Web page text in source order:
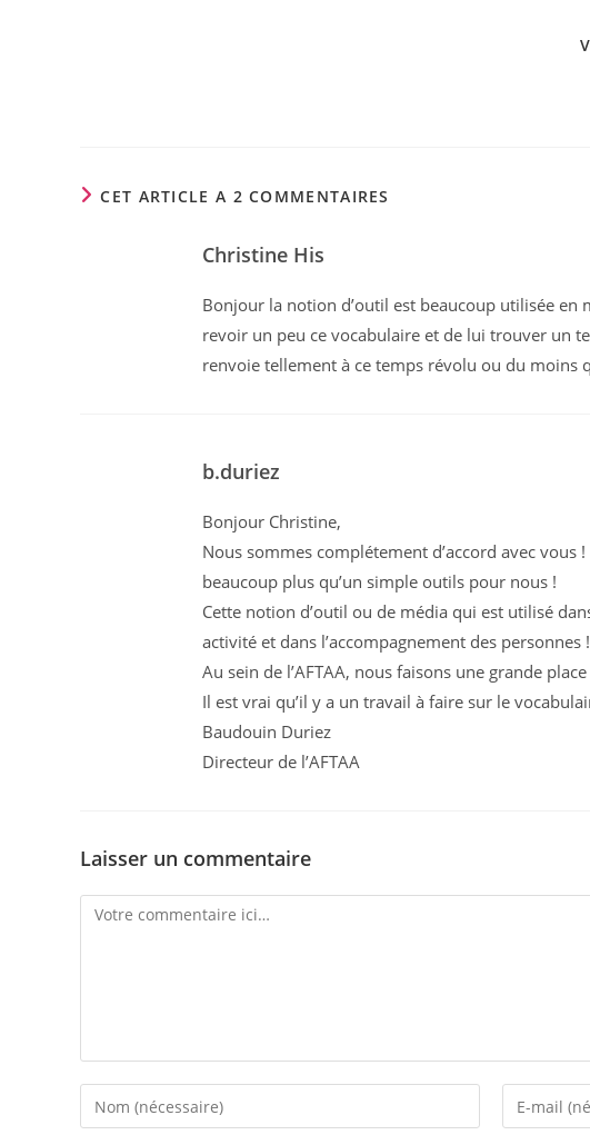
CET ARTICLE A 2 COMMENTAIRES
Christine His
Bonjour la notion d’outil est beaucoup utilisée en
revoir un peu ce vocabulaire et de lui trouver un
renvoie tellement à ce temps révolu ou du moins
b.duriez
Bonjour Christine,
Nous sommes complétement d’accord avec vous
beaucoup plus qu’un simple outils pour nous !
Cette notion d’outil ou de média qui est utilisé
activité et dans l’accompagnement des personnes !
Au sein de l’AFTAA, nous faisons une grande
Il est vrai qu’il y a un travail à faire sur le
Baudouin Duriez
Directeur de l’AFTAA
Laisser un commentaire
Comment
Enter
your
Enter
your